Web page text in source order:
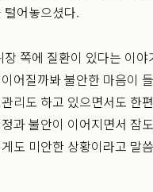
어놓으셨다.
쪽에 질환이 있다는 이
어질까봐 불안한 마음이
리도 하고 있으면서도 한
과 불안이 이어지면서 잠
도 미안한 상황이라고 말